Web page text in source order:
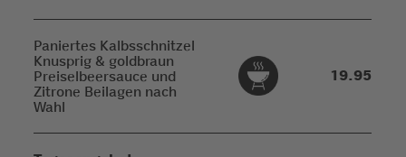
Paniertes Kalbsschnitzel
Knusprig & goldbraun
Preiselbeersauce und
Zitrone Beilagen nach
Wahl
19.95